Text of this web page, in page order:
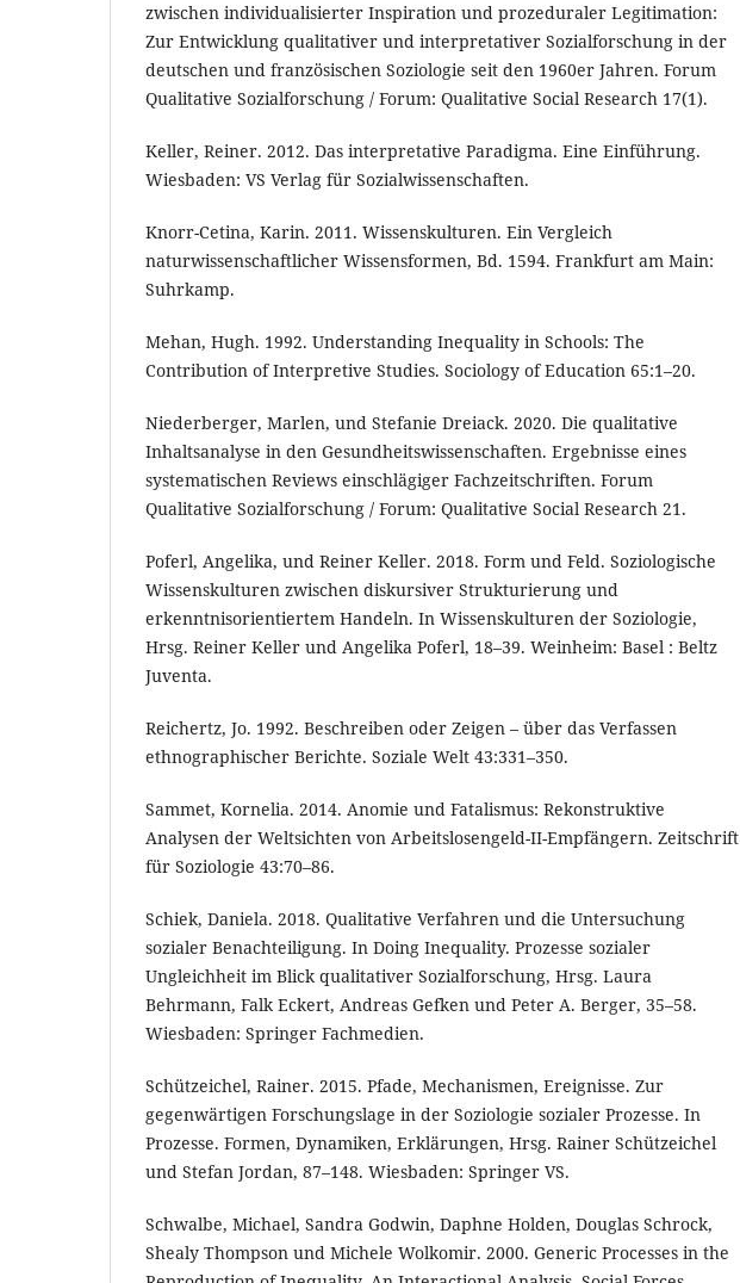
zwischen individualisierter Inspiration und prozeduraler Legitimation:
Zur Entwicklung qualitativer und interpretativer Sozialforschung in der
deutschen und französischen Soziologie seit den 1960er Jahren. Forum
Qualitative Sozialforschung / Forum: Qualitative Social Research 17(1).
Keller, Reiner. 2012. Das interpretative Paradigma. Eine Einführung.
Wiesbaden: VS Verlag für Sozialwissenschaften.
Knorr-Cetina, Karin. 2011. Wissenskulturen. Ein Vergleich
naturwissenschaftlicher Wissensformen, Bd. 1594. Frankfurt am Main:
Suhrkamp.
Mehan, Hugh. 1992. Understanding Inequality in Schools: The
Contribution of Interpretive Studies. Sociology of Education 65:1–20.
Niederberger, Marlen, und Stefanie Dreiack. 2020. Die qualitative
Inhaltsanalyse in den Gesundheitswissenschaften. Ergebnisse eines
systematischen Reviews einschlägiger Fachzeitschriften. Forum
Qualitative Sozialforschung / Forum: Qualitative Social Research 21.
Poferl, Angelika, und Reiner Keller. 2018. Form und Feld. Soziologische
Wissenskulturen zwischen diskursiver Strukturierung und
erkenntnisorientiertem Handeln. In Wissenskulturen der Soziologie,
Hrsg. Reiner Keller und Angelika Poferl, 18–39. Weinheim: Basel : Beltz
Juventa.
Reichertz, Jo. 1992. Beschreiben oder Zeigen – über das Verfassen
ethnographischer Berichte. Soziale Welt 43:331–350.
Sammet, Kornelia. 2014. Anomie und Fatalismus: Rekonstruktive
Analysen der Weltsichten von Arbeitslosengeld-II-Empfängern. Zeitschrift
für Soziologie 43:70–86.
Schiek, Daniela. 2018. Qualitative Verfahren und die Untersuchung
sozialer Benachteiligung. In Doing Inequality. Prozesse sozialer
Ungleichheit im Blick qualitativer Sozialforschung, Hrsg. Laura
Behrmann, Falk Eckert, Andreas Gefken und Peter A. Berger, 35–58.
Wiesbaden: Springer Fachmedien.
Schützeichel, Rainer. 2015. Pfade, Mechanismen, Ereignisse. Zur
gegenwärtigen Forschungslage in der Soziologie sozialer Prozesse. In
Prozesse. Formen, Dynamiken, Erklärungen, Hrsg. Rainer Schützeichel
und Stefan Jordan, 87–148. Wiesbaden: Springer VS.
Schwalbe, Michael, Sandra Godwin, Daphne Holden, Douglas Schrock,
Shealy Thompson und Michele Wolkomir. 2000. Generic Processes in the